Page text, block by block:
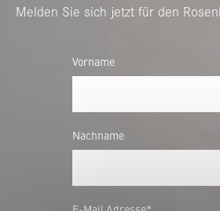
Melden Sie sich jetzt für den
Vorname
Nachname